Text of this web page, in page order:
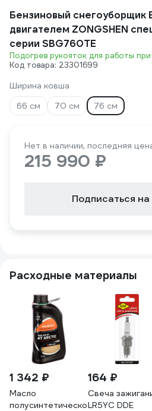
Бензиновый снегоуборщик
двигателем ZONGSHEN
серии SBG760TE
Подогрев рукояток для работы
Код товара: 23301699
Ширина ковша
66 см
70 см 76 см
Нет в наличии, последняя
215 990 ₽
Подписаться на
Расходные материалы
1 342 ₽
Масло
полусинтетическое
164 ₽
Свеча
LR5YC DDE